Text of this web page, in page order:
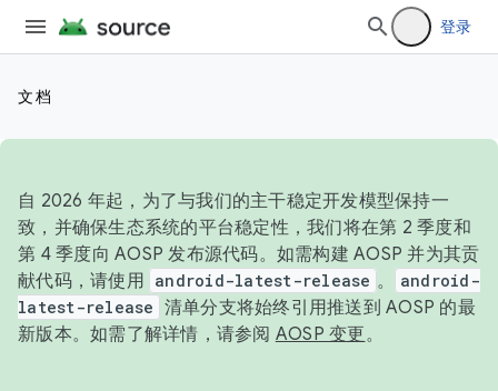
登录
文档
自 2026 年起，为了与我们的主干稳定开发模型保持一
致，并确保生态系统的平台稳定性，我们将在第 2 季度和
第 4 季度向 AOSP 发布源代码。如需构建 AOSP 并为其贡
献代码，请使用 android-latest-release 。
android-
latest-release 清单分支将始终引用推送到 AOSP 的最
新版本。如需了解详情，请参阅 AOSP 变更。